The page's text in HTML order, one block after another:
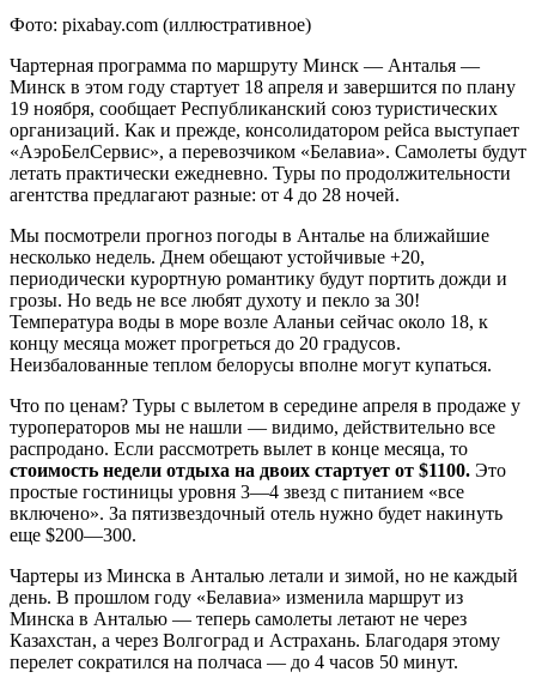
Фото: pixabay.com (иллюстративное)
Чартерная программа по маршруту Минск — Анталья —
Минск в этом году стартует 18 апреля и завершится по плану
19 ноября, сообщает Республиканский союз туристических
организаций. Как и прежде, консолидатором рейса выступает
«АэроБелСервис», а перевозчиком «Белавиа». Самолеты будут
летать практически ежедневно. Туры по продолжительности
агентства предлагают разные: от 4 до 28 ночей.
Мы посмотрели прогноз погоды в Анталье на ближайшие
несколько недель. Днем обещают устойчивые +20,
периодически курортную романтику будут портить дожди и
грозы. Но ведь не все любят духоту и пекло за 30!
Температура воды в море возле Аланьи сейчас около 18, к
концу месяца может прогреться до 20 градусов.
Неизбалованные теплом белорусы вполне могут купаться.
Что по ценам? Туры с вылетом в середине апреля в продаже у
туроператоров мы не нашли — видимо, действительно все
распродано. Если рассмотреть вылет в конце месяца, то
стоимость недели отдыха на двоих стартует от $1100. Это
простые гостиницы уровня 3—4 звезд с питанием «все
включено». За пятизвездочный отель нужно будет накинуть
еще $200—300.
Чартеры из Минска в Анталью летали и зимой, но не каждый
день. В прошлом году «Белавиа» изменила маршрут из
Минска в Анталью — теперь самолеты летают не через
Казахстан, а через Волгоград и Астрахань. Благодаря этому
перелет сократился на полчаса — до 4 часов 50 минут.